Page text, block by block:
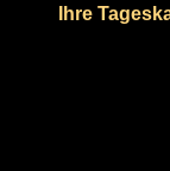
Ihre